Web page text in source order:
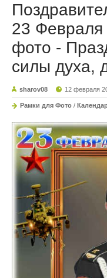
23 Февраля
фото -
силы духа,
sharov08 12 февраля
Рамки для Фото /